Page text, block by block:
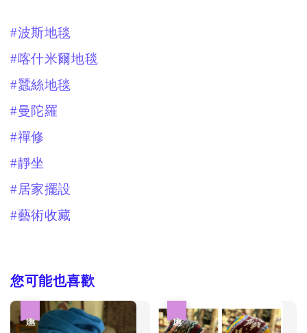
#波斯地毯
#喀什米爾地毯
#蠶絲地毯
#曼陀羅
#禪修
#靜坐
#居家擺設
#藝術收藏
您可能也喜歡